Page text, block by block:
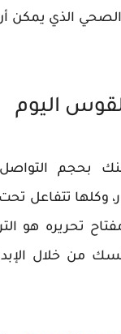
الصحي الذي يمكن
اليوم
بحجم
وكلها تتفاعل
تحريره هو
من خلال